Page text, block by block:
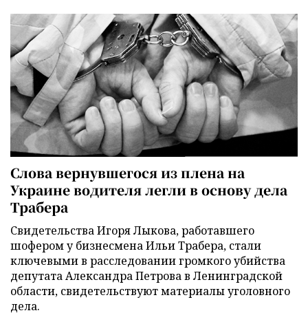
Слова вернувшегося из плена на
Украине водителя легли в основу дела
Трабера
Свидетельства Игоря Лыкова, работавшего
шофером у бизнесмена Ильи Трабера, стали
ключевыми в расследовании громкого убийства
депутата Александра Петрова в Ленинградской
области, свидетельствуют материалы уголовного
дела.